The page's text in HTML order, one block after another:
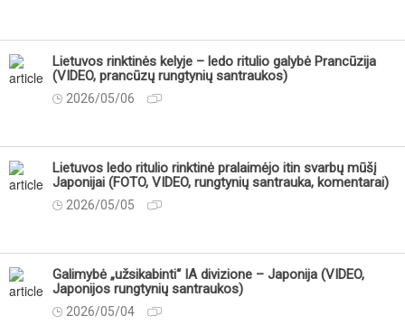
Lietuvos rinktinės kelyje – ledo ritulio galybė Prancūzija
(VIDEO, prancūzų rungtynių santraukos)
2026/05/06
Lietuvos ledo ritulio rinktinė pralaimėjo itin svarbų mūšį
Japonijai (FOTO, VIDEO, rungtynių santrauka, komentarai)
2026/05/05
Galimybė „užsikabinti“ IA divizione – Japonija (VIDEO,
Japonijos rungtynių santraukos)
2026/05/04